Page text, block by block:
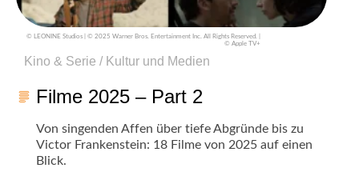
© LEONINE Studios | © 2025 Warner Bros. Entertainment Inc. All Rights Reserved. |
© Apple TV+
Kino & Serie / Kultur und Medien
Filme 2025 – Part 2
Von singenden Affen über tiefe Abgründe bis zu
Victor Frankenstein: 18 Filme von 2025 auf einen
Blick.